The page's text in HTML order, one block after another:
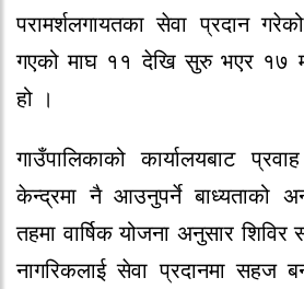
परामर्शलगायतका सेवा प्रदान
गएको माघ ११ देखि सुरु भएर १७
हो ।
गाउँपालिकाको कार्यालयबाट
केन्द्रमा नै आउनुपर्ने बाध्यताको
तहमा वार्षिक योजना अनुसार शिविर
नागरिकलाई सेवा प्रदानमा सहज